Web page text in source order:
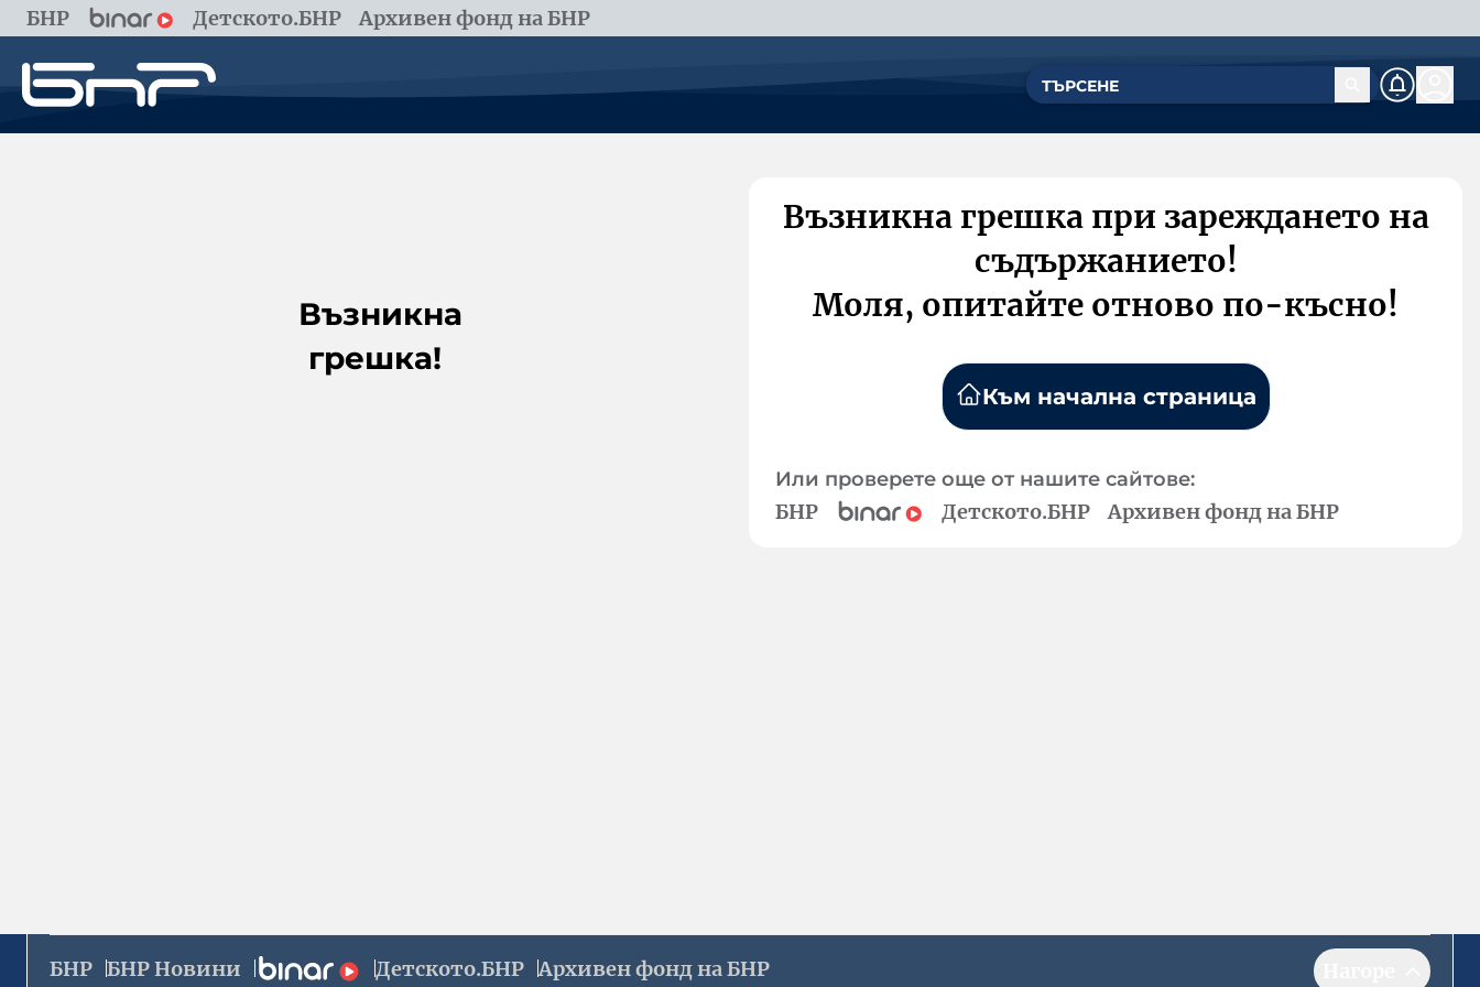
БНР Детското.БНР Архивен фонд на БНР
Възникна
грешка!
Възникна грешка при зареждането на
съдържанието!
Моля, опитайте отново по-късно!
Към начална страница
Или проверете още от нашите сайтове:
БНР Детското.БНР Архивен фонд на БНР
БНР БНР Новини Детското.БНР Архивен фонд на БНР